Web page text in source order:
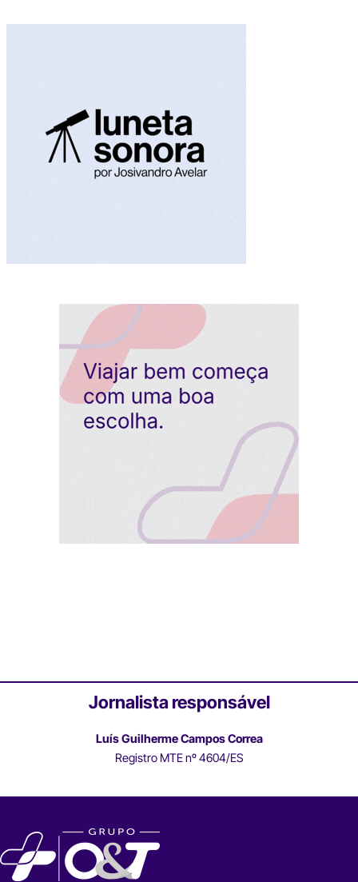
Jornalista responsável
Luís Guilherme Campos Correa
Registro MTE nº 4604/ES